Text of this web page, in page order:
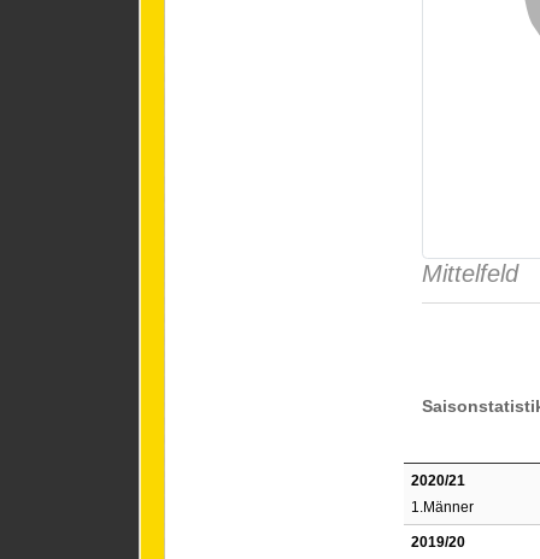
Mittelfeld
2020/21
1.Männer
2019/20